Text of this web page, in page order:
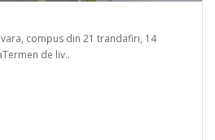
compus din 21 trandafiri, 14
de liv..